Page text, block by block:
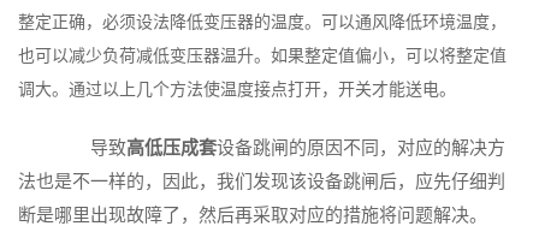
整定正确，必须设法降低变压器的温度。可以通风降低环境温度，
也可以减少负荷减低变压器温升。如果整定值偏小，可以将整定值
调大。通过以上几个方法使温度接点打开，开关才能送电。
导致高低压成套设备跳闸的原因不同，对应的解决方
法也是不一样的，因此，我们发现该设备跳闸后，应先仔细判
断是哪里出现故障了，然后再采取对应的措施将问题解决。